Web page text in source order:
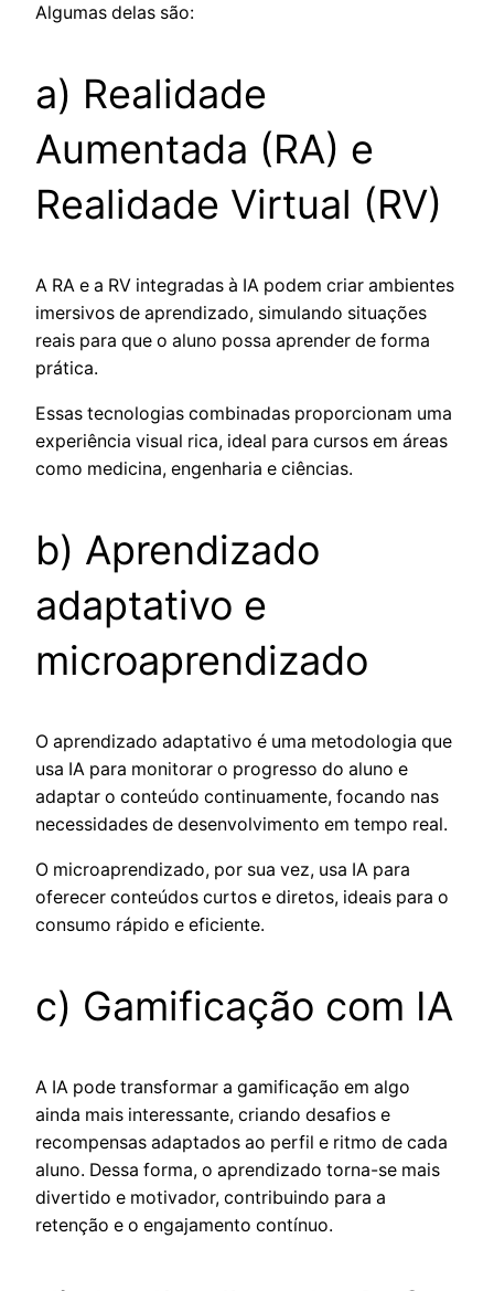
Algumas delas são:
a) Realidade
Aumentada (RA) e
Realidade Virtual (RV)
A RA e a RV integradas à IA podem criar ambientes
imersivos de aprendizado, simulando situações
reais para que o aluno possa aprender de forma
prática.
Essas tecnologias combinadas proporcionam uma
experiência visual rica, ideal para cursos em áreas
como medicina, engenharia e ciências.
b) Aprendizado
adaptativo e
microaprendizado
O aprendizado adaptativo é uma metodologia que
usa IA para monitorar o progresso do aluno e
adaptar o conteúdo continuamente, focando nas
necessidades de desenvolvimento em tempo real.
O microaprendizado, por sua vez, usa IA para
oferecer conteúdos curtos e diretos, ideais para o
consumo rápido e eficiente.
c) Gamificação com IA
A IA pode transformar a gamificação em algo
ainda mais interessante, criando desafios e
recompensas adaptados ao perfil e ritmo de cada
aluno. Dessa forma, o aprendizado torna-se mais
divertido e motivador, contribuindo para a
retenção e o engajamento contínuo.